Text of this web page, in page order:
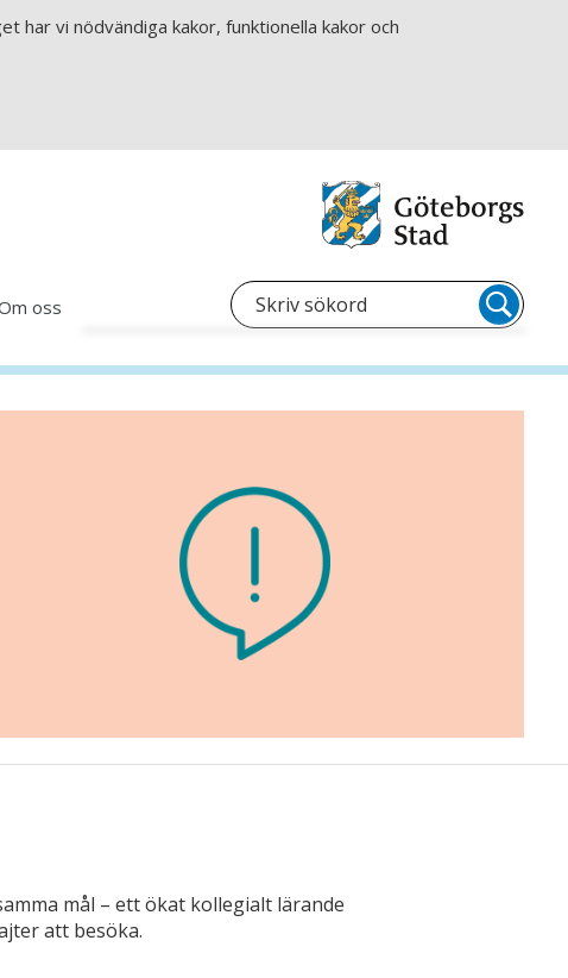
har vi nödvändiga kakor, funktionella kakor och
oss
mål – ett ökat kollegialt lärande
att besöka.